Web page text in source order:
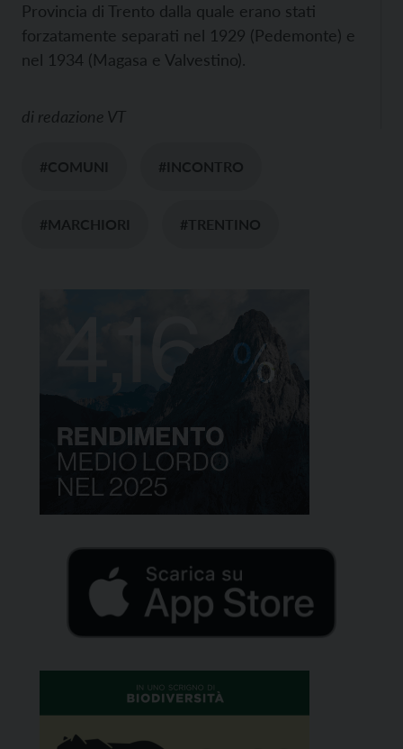
Provincia di Trento dalla quale erano stati
forzatamente separati nel 1929 (Pedemonte) e
nel 1934 (Magasa e Valvestino).
di redazione VT
#COMUNI #INCONTRO
#MARCHIORI #TRENTINO